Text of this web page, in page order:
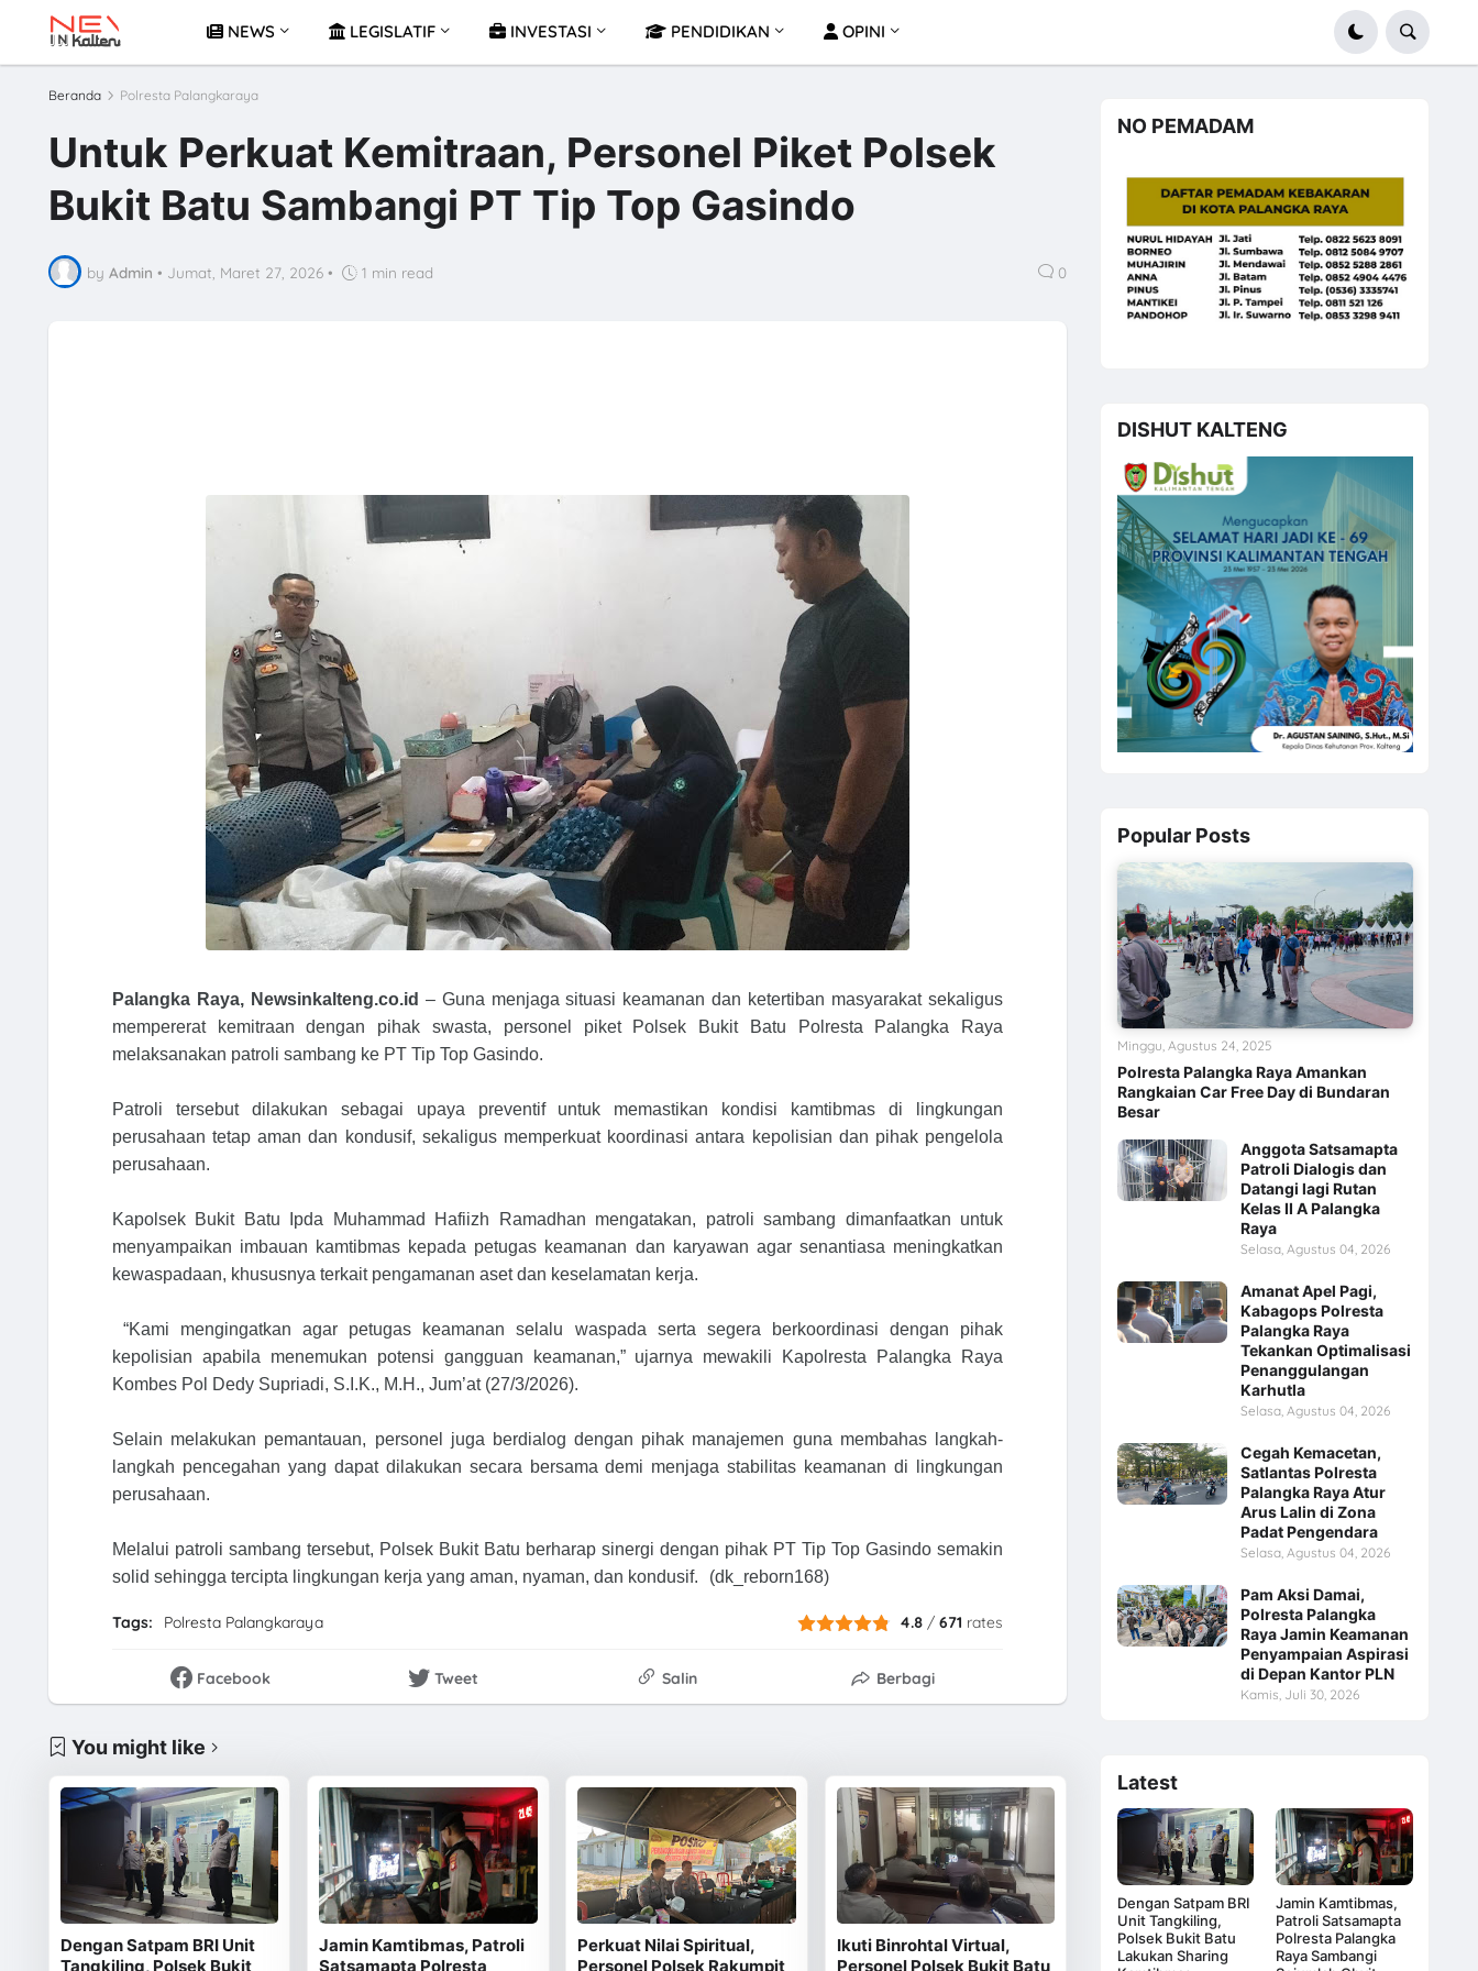
NEWS LEGISLATIF INVESTASI PENDIDIKAN OPINI
Beranda Polresta Palangkaraya
Untuk Perkuat Kemitraan, Personel Piket Polsek
Bukit Batu Sambangi PT Tip Top Gasindo
by Admin • Jumat, Maret 27, 2026 • 1 min read 0
Palangka Raya, Newsinkalteng.co.id – Guna menjaga situasi keamanan dan ketertiban masyarakat sekaligus
mempererat kemitraan dengan pihak swasta, personel piket Polsek Bukit Batu Polresta Palangka Raya
melaksanakan patroli sambang ke PT Tip Top Gasindo.
Patroli tersebut dilakukan sebagai upaya preventif untuk memastikan kondisi kamtibmas di lingkungan
perusahaan tetap aman dan kondusif, sekaligus memperkuat koordinasi antara kepolisian dan pihak pengelola
perusahaan.
Kapolsek Bukit Batu Ipda Muhammad Hafiizh Ramadhan mengatakan, patroli sambang dimanfaatkan untuk
menyampaikan imbauan kamtibmas kepada petugas keamanan dan karyawan agar senantiasa meningkatkan
kewaspadaan, khususnya terkait pengamanan aset dan keselamatan kerja.
“Kami mengingatkan agar petugas keamanan selalu waspada serta segera berkoordinasi dengan pihak
kepolisian apabila menemukan potensi gangguan keamanan,” ujarnya mewakili Kapolresta Palangka Raya
Kombes Pol Dedy Supriadi, S.I.K., M.H., Jum’at (27/3/2026).
Selain melakukan pemantauan, personel juga berdialog dengan pihak manajemen guna membahas langkah-
langkah pencegahan yang dapat dilakukan secara bersama demi menjaga stabilitas keamanan di lingkungan
perusahaan.
Melalui patroli sambang tersebut, Polsek Bukit Batu berharap sinergi dengan pihak PT Tip Top Gasindo semakin
solid sehingga tercipta lingkungan kerja yang aman, nyaman, dan kondusif. (dk_reborn168)
Tags: Polresta Palangkaraya 4.8 /671 rates
Facebook Tweet Salin Berbagi
You might like
Dengan Satpam BRI Unit
Tangkiling, Polsek Bukit
Jamin Kamtibmas, Patroli
Satsamapta Polresta
Perkuat Nilai Spiritual,
Personel Polsek Rakumpit
Ikuti Binrohtal Virtual,
Personel Polsek Bukit Batu
NO PEMADAM
DISHUT KALTENG
Popular Posts
Polresta Palangka Raya Amankan
Rangkaian Car Free Day di Bundaran
Besar
Minggu, Agustus 24, 2025
Anggota Satsamapta
Patroli Dialogis dan
Datangi lagi Rutan
Kelas II A Palangka
Raya
Selasa, Agustus 04, 2026
Amanat Apel Pagi,
Kabagops Polresta
Palangka Raya
Tekankan Optimalisasi
Penanggulangan
Karhutla
Selasa, Agustus 04, 2026
Cegah Kemacetan,
Satlantas Polresta
Palangka Raya Atur
Arus Lalin di Zona
Padat Pengendara
Selasa, Agustus 04, 2026
Pam Aksi Damai,
Polresta Palangka
Raya Jamin Keamanan
Penyampaian Aspirasi
di Depan Kantor PLN
Kamis, Juli 30, 2026
Latest
Dengan Satpam BRI
Unit Tangkiling,
Polsek Bukit Batu
Lakukan Sharing
Jamin Kamtibmas,
Patroli Satsamapta
Polresta Palangka
Raya Sambangi